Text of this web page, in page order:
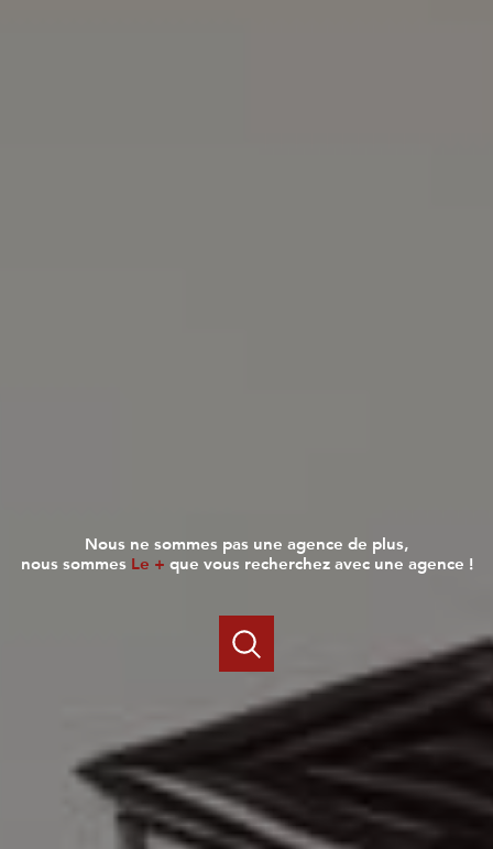
nous ne sommes pas une agence de plus,
nous sommes Le + que vous recherchez avec une agence !